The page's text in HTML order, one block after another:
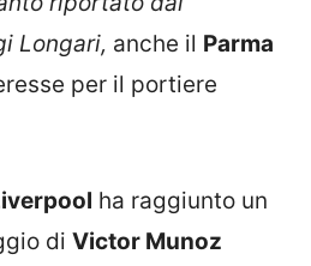
Longari, anche il Parma
per il portiere
ha raggiunto un
di Victor Munoz